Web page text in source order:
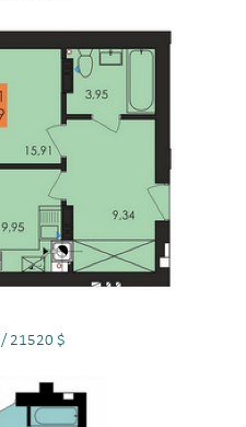
/ 21520 $